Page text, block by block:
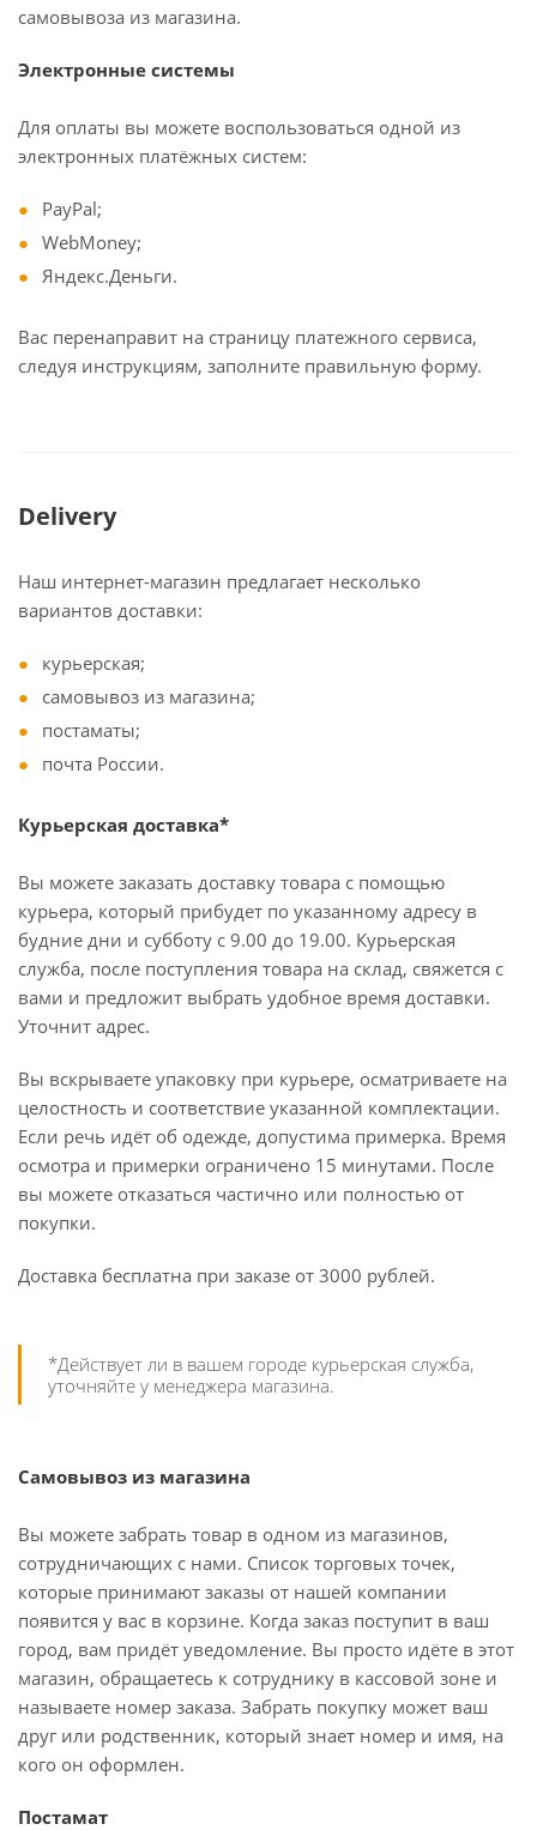
самовывоза из магазина.
Электронные системы
Для оплаты вы можете воспользоваться одной из
электронных платёжных систем:
PayPal;
WebMoney;
Яндекс.Деньги.
Вас перенаправит на страницу платежного сервиса,
следуя инструкциям, заполните правильную форму.
Delivery
Наш интернет-магазин предлагает несколько
вариантов доставки:
курьерская;
самовывоз из магазина;
постаматы;
почта России.
Курьерская доставка*
Вы можете заказать доставку товара с помощью
курьера, который прибудет по указанному адресу в
будние дни и субботу с 9.00 до 19.00. Курьерская
служба, после поступления товара на склад, свяжется с
вами и предложит выбрать удобное время доставки.
Уточнит адрес.
Вы вскрываете упаковку при курьере, осматриваете на
целостность и соответствие указанной комплектации.
Если речь идёт об одежде, допустима примерка. Время
осмотра и примерки ограничено 15 минутами. После
вы можете отказаться частично или полностью от
покупки.
Доставка бесплатна при заказе от 3000 рублей.
*Действует ли в вашем городе курьерская служба,
уточняйте у менеджера магазина.
Самовывоз из магазина
Вы можете забрать товар в одном из магазинов,
сотрудничающих с нами. Список торговых точек,
которые принимают заказы от нашей компании
появится у вас в корзине. Когда заказ поступит в ваш
город, вам придёт уведомление. Вы просто идёте в этот
магазин, обращаетесь к сотруднику в кассовой зоне и
называете номер заказа. Забрать покупку может ваш
друг или родственник, который знает номер и имя, на
кого он оформлен.
Постамат